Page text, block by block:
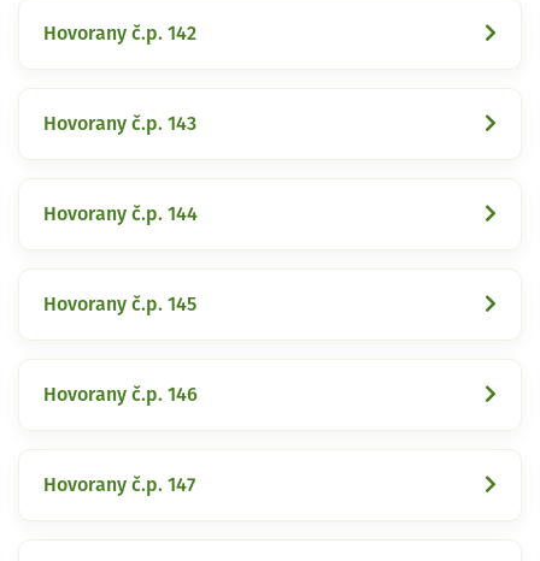
Hovorany č.p. 142
Hovorany č.p. 143
Hovorany č.p. 144
Hovorany č.p. 145
Hovorany č.p. 146
Hovorany č.p. 147